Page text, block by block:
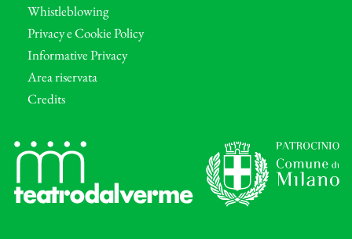
Whistleblowing
Privacy e Cookie Policy
Informative Privacy
Area riservata
Credits